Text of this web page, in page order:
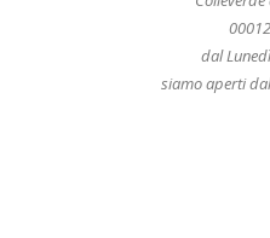
dal
siamo aperti